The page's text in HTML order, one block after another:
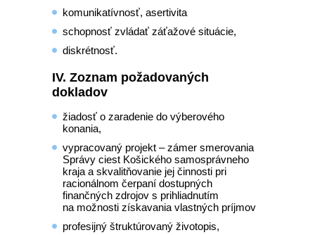
komunikatívnosť, asertivita
schopnosť zvládať záťažové situácie,
diskrétnosť.
IV. Zoznam požadovaných
dokladov
žiadosť o zaradenie do výberového
konania,
vypracovaný projekt – zámer smerovania
Správy ciest Košického samosprávneho
kraja a skvalitňovanie jej činnosti pri
racionálnom čerpaní dostupných
finančných zdrojov s prihliadnutím
na možnosti získavania vlastných príjmov
profesijný štruktúrovaný životopis,